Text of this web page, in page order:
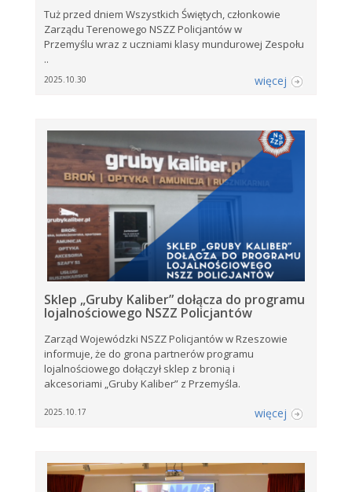
Tuż przed dniem Wszystkich Świętych, członkowie
Zarządu Terenowego NSZZ Policjantów w
Przemyślu wraz z uczniami klasy mundurowej Zespołu
..
2025.10.30 więcej
Sklep „Gruby Kaliber” dołącza do programu
lojalnościowego NSZZ Policjantów
Zarząd Wojewódzki NSZZ Policjantów w Rzeszowie
informuje, że do grona partnerów programu
lojalnościowego dołączył sklep z bronią i
akcesoriami „Gruby Kaliber” z Przemyśla.
2025.10.17 więcej